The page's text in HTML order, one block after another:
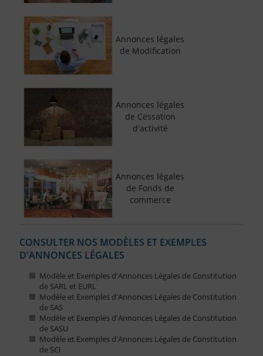
Annonces légales
de Modification
Annonces légales
de Cessation
d'activité
Annonces légales
de Fonds de
commerce
CONSULTER NOS MODÈLES ET EXEMPLES
D'ANNONCES LÉGALES
Modèle et Exemples d'Annonces Légales de Constitution
de SARL et EURL
Modèle et Exemples d'Annonces Légales de Constitution
de SAS
Modèle et Exemples d'Annonces Légales de Constitution
de SASU
Modèle et Exemples d'Annonces Légales de Constitution
de SCI